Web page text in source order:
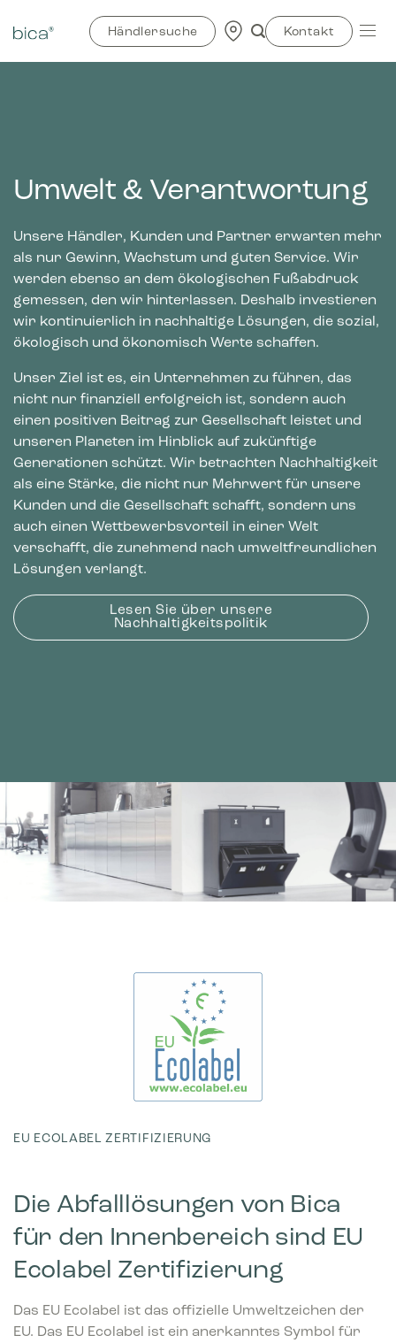
Inhalt
Händlersuche Kontakt
Umwelt & Verantwortung
Unsere Händler, Kunden und Partner erwarten mehr
als nur Gewinn, Wachstum und guten Service. Wir
werden ebenso an dem ökologischen Fußabdruck
gemessen, den wir hinterlassen. Deshalb investieren
wir kontinuierlich in nachhaltige Lösungen, die sozial,
ökologisch und ökonomisch Werte schaffen.
Unser Ziel ist es, ein Unternehmen zu führen, das
nicht nur finanziell erfolgreich ist, sondern auch
einen positiven Beitrag zur Gesellschaft leistet und
unseren Planeten im Hinblick auf zukünftige
Generationen schützt. Wir betrachten Nachhaltigkeit
als eine Stärke, die nicht nur Mehrwert für unsere
Kunden und die Gesellschaft schafft, sondern uns
auch einen Wettbewerbsvorteil in einer Welt
verschafft, die zunehmend nach umweltfreundlichen
Lösungen verlangt.
Lesen Sie über unsere
Nachhaltigkeitspolitik
EU ECOLABEL ZERTIFIZIERUNG
Die Abfalllösungen von Bica
für den Innenbereich sind EU
Ecolabel Zertifizierung
Das EU Ecolabel ist das offizielle Umweltzeichen der
EU. Das EU Ecolabel ist ein anerkanntes Symbol für